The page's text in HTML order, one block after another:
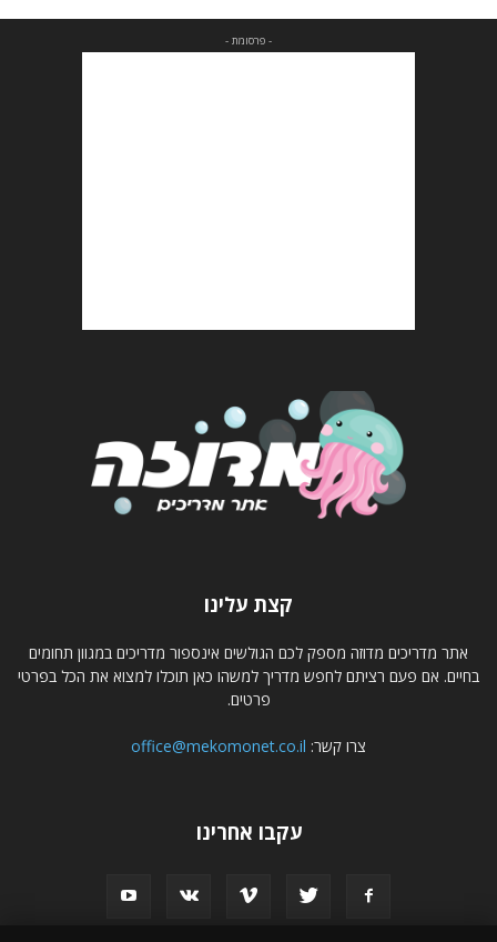
- פרסומת -
קצת עלינו
אתר מדריכים מדוזה מספק לכם הגולשים אינספור מדריכים במגוון תחומים
בחיים. אם פעם רציתם לחפש מדריך למשהו כאן תוכלו למצוא את הכל בפרטי
פרטים.
צרו קשר: office@mekomonet.co.il
עקבו אחרינו